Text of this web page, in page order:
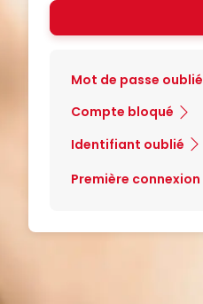
Mot de passe oublié
Compte bloqué
Identifiant oublié
Première connexion